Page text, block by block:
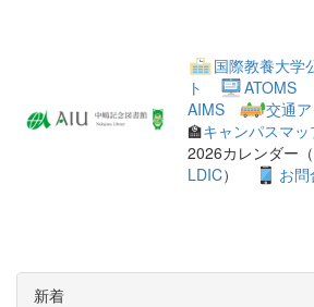
国際教養大学
ト
ATOMS
AIMS
交通
🏫キャンパスマッ
2026カレンダー（
LDIC） お
新着